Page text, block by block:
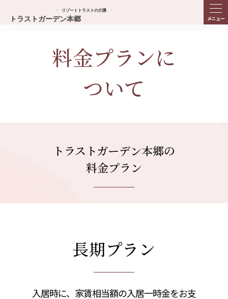
ME
NU
料金プランに
ついて
トラストガーデン本郷の
料金プラン
長期プラン
入居時に、家賃相当額の入居一時金をお支